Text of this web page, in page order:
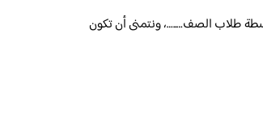
طلاب الصف…..…، ونتمنى أن تكون